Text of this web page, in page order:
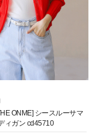
ONME] シースルーサマ
ィガン cd45710